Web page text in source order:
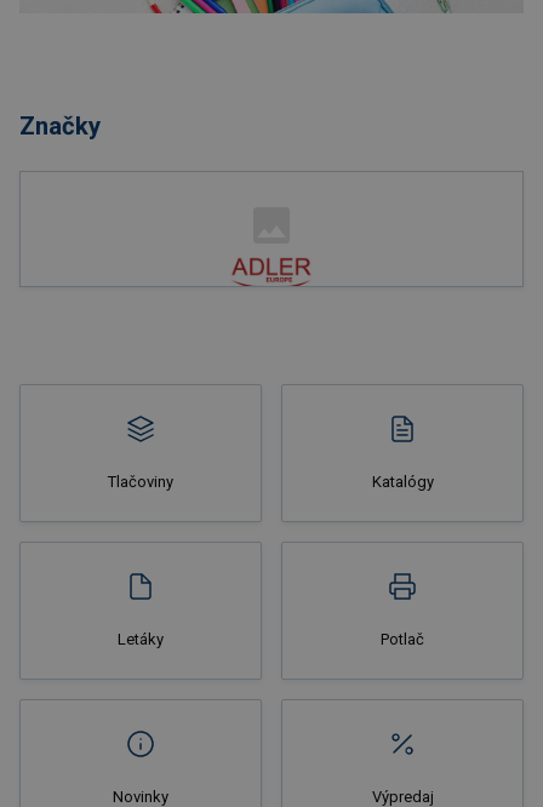
Značky
Tlačoviny Katalógy
Letáky Potlač
Novinky Výpredaj